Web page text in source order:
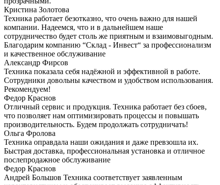
Кристина Золотова
Техника работает безотказно, что очень важно для нашей
компании. Надеемся, что и в дальнейшем наше
сотрудничество будет столь же приятным и взаимовыгодным.
Благодарим компанию “Склад - Инвест“ за профессионализм
и качественное обслуживание
Александр Фирсов
Техника показала себя надёжной и эффективной в работе.
Сотрудники довольны качеством и удобством использования.
Рекомендуем!
Федор Краснов
Отличный сервис и продукция. Техника работает без сбоев,
что позволяет нам оптимизировать процессы и повышать
производительность. Будем продолжать сотрудничать!
Ольга Фролова
Техника оправдала наши ожидания и даже превзошла их.
Быстрая доставка, профессиональная установка и отличное
послепродажное обслуживание
Федор Краснов
Андрей Большов Техника соответствует заявленным